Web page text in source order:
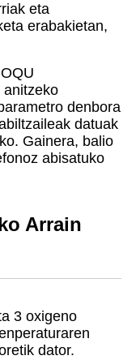
eta
erabakietan,
anitzeko
denbora
datuak
Gainera, balio
abisatuko
Arrain
3 oxigeno
dator.